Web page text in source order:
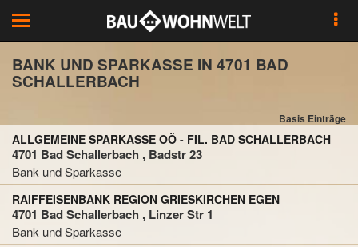
Toggle
navigation
BANK UND SPARKASSE IN 4701 BAD
SCHALLERBACH
Basis Einträge
ALLGEMEINE SPARKASSE OÖ - FIL. BAD SCHALLERBACH
4701 Bad Schallerbach , Badstr 23
Bank und Sparkasse
RAIFFEISENBANK REGION GRIESKIRCHEN EGEN
4701 Bad Schallerbach , Linzer Str 1
Bank und Sparkasse